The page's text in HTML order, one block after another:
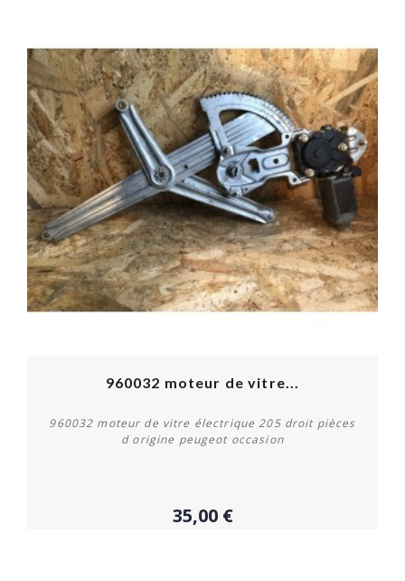
Plus de détails
960032 moteur de vitre...
960032 moteur de vitre électrique 205 droit pièces
d origine peugeot occasion
35,00 €